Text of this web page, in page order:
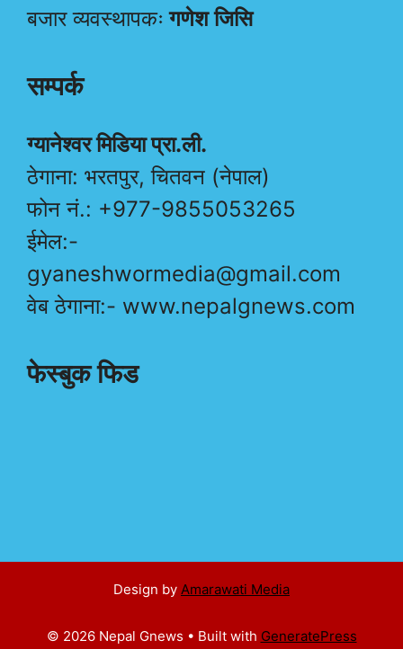
बजार व्यवस्थापकः गणेश जिसि
सम्पर्क
ग्यानेश्वर मिडिया प्रा.ली.
ठेगाना: भरतपुर, चितवन (नेपाल)
फोन नं.: +977-9855053265
ईमेल:-
gyaneshwormedia@gmail.com
वेब ठेगाना:- www.nepalgnews.com
फेस्बुक फिड
Design by Amarawati Media
© 2026 Nepal Gnews • Built with GeneratePress